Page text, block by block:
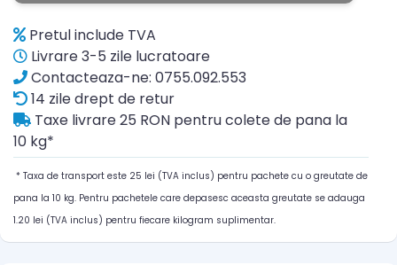
Pretul include TVA
Livrare 3-5 zile lucratoare
Contacteaza-ne: 0755.092.553
14 zile drept de retur
Taxe livrare 25 RON pentru colete de pana la
10 kg*
* Taxa de transport este 25 lei (TVA inclus) pentru pachete cu o greutate de
pana la 10 kg. Pentru pachetele care depasesc aceasta greutate se adauga
1.20 lei (TVA inclus) pentru fiecare kilogram suplimentar.